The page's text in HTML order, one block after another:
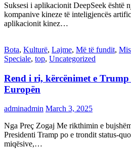
Suksesi i aplikacionit DeepSeek është
kompanive kineze të inteligjencës
aplikacionit kinez…
Bota, Kulturë, Lajme, Më të fundit,
Speciale, top, Uncategorized
Rend i ri, kërcënimet e
Europën
adminadmin March 3, 2025
Nga Preç Zogaj Me rikthimin e
Presidenti Tramp po e trondit status-
miqësive,…